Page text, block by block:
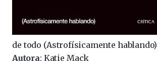
de todo (Astrofísicamente hablando)
Autora: Katie Mack